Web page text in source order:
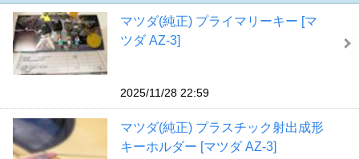
マツダ(純正) プライマリーキー [マ
ツダ AZ-3]
2025/11/28 22:59
マツダ(純正) プラスチック射出成形
キーホルダー [マツダ AZ-3]